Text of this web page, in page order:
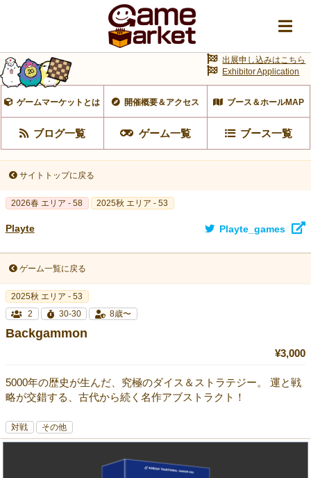
ゲームマーケットとは 開催概要＆アクセス ブース＆ホールMAP
ブログ一覧 ゲーム一覧 ブース一覧
出展申し込みはこちら
Exhibitor Application
サイトトップに戻る
2026春 エリア - 58 2025秋 エリア - 53
Playte Playte_games
ゲーム一覧に戻る
2025秋 エリア - 53
2
30-30 8歳〜
Backgammon
¥3,000
5000年の歴史が生んだ、究極のダイス＆ストラテジー。 運と戦
略が交錯する、古代から続く名作アブストラクト！
対戦 その他